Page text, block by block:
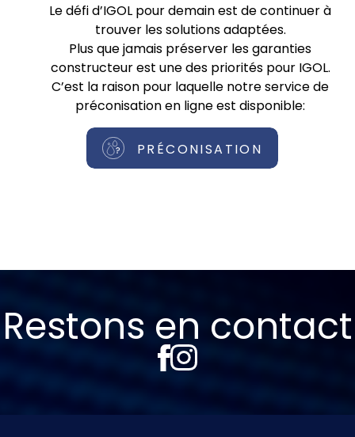
Le défi d’IGOL pour demain est de continuer à
trouver les solutions adaptées.
Plus que jamais préserver les garanties
constructeur est une des priorités pour IGOL.
C’est la raison pour laquelle notre service de
préconisation en ligne est disponible:
PRÉCONISATION
Restons en contact